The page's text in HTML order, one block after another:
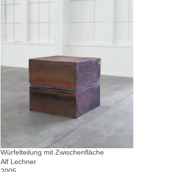
Würfelteilung mit Zwischenfläche
Alf Lechner